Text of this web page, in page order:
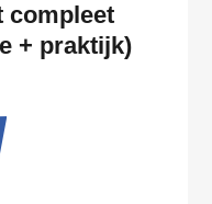
compleet
+ praktijk)